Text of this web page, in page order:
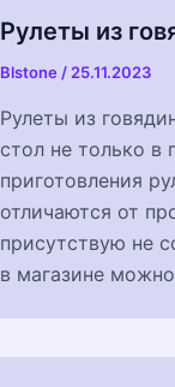
Рулеты из
Blstone / 25.11.2023
Рулеты из
стол не только в
приготовления
отличаются от
присутствую не
в магазине